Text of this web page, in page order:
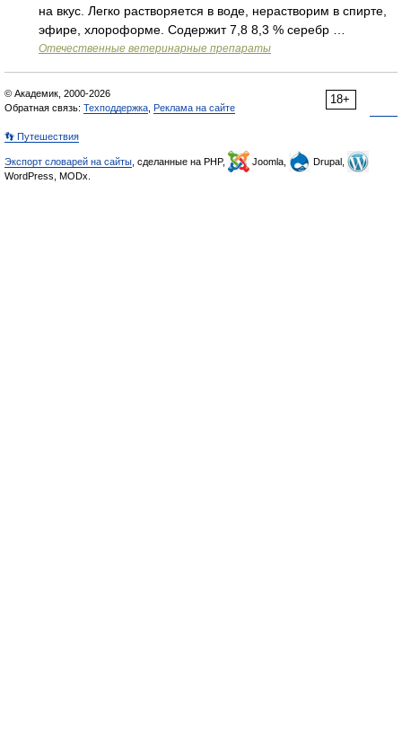
на вкус. Легко растворяется в воде, нерастворим в спирте,
эфире, хлороформе. Содержит 7,8 8,3 % серебр …
Отечественные ветеринарные препараты
18+
© Академик, 2000-2026
Обратная связь: Техподдержка Реклама на сайте
👣 Путешествия
Экспорт словарей на сайты , сделанные на PHP, Joomla,
Drupal,
WordPress, MODx.